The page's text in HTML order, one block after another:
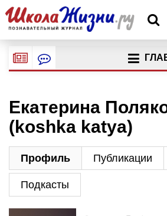
Екатерина
(koshka katya)
Профиль Публикации
Подкасты